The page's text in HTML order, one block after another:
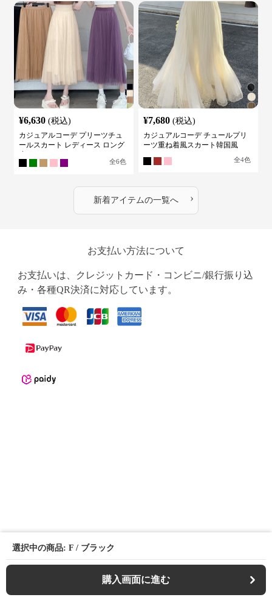
選択中の商品: F / ブラック
購入画面に進む
¥6,630 (税込)
カジュアルコーデ プリーツチュ
ールスカート レディース ロング
全6色
¥7,680 (税込)
カジュアルコーデ チュールプリ
ーツ重ね着風スカート韓国風
全4色
新着アイテムの一覧へ ›
お支払い方法について
お支払いは、クレジットカード・コンビニ/銀行振り込
み・各種QR決済に対応しています。